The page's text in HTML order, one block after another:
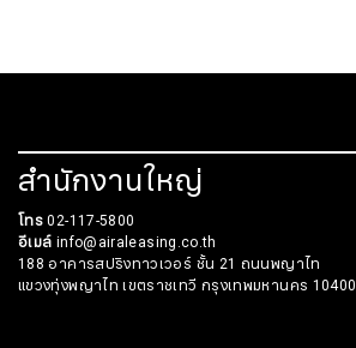
สำนักงานใหญ่
โทร02-117-5800
อีเมล์ info@airaleasing.co.th
188 อาคารสปริงทาวเวอร์ ชั้น 21 ถนนพญาไท
แขวงทุ่งพญาไท เขตราชเทวี กรุงเทพมหานคร 10400